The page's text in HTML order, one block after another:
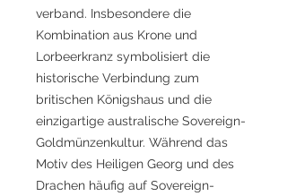
verband. Insbesondere die
Kombination aus Krone und
Lorbeerkranz symbolisiert die
historische Verbindung zum
britischen Königshaus und die
einzigartige australische Sovereign-
Goldmünzenkultur. Während das
Motiv des Heiligen Georg und des
Drachen häufig auf Sovereign-